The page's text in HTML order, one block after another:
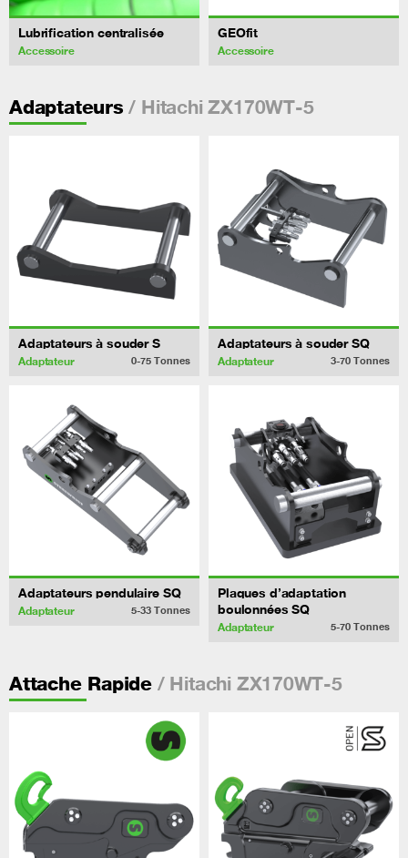
Lubrification centralisée
Accessoire
GEOfit
Accessoire
Adaptateurs / Hitachi ZX170WT-5
Adaptateurs à souder S
Adaptateur 0-75 Tonnes
Adaptateurs à souder SQ
Adaptateur 3-70 Tonnes
Adaptateurs pendulaire SQ
Adaptateur 5-33 Tonnes
Plaques d’adaptation
boulonnées SQ
Adaptateur 5-70 Tonnes
Attache Rapide / Hitachi ZX170WT-5